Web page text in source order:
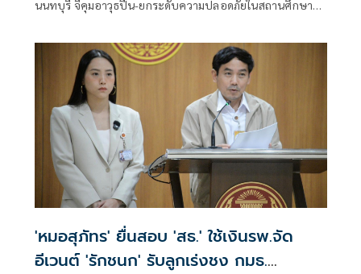
นนทบุรี จี้คุมอาวุธปืน-ยกระดับความปลอดภัยในสถานศึกษา
'หมอสุภัทร' ยื่นสอบ 'สธ.' ใช้เงินรพ.จัด
อีเวนต์ 'รักชนก' รับลูกเร่งชง กมธ.